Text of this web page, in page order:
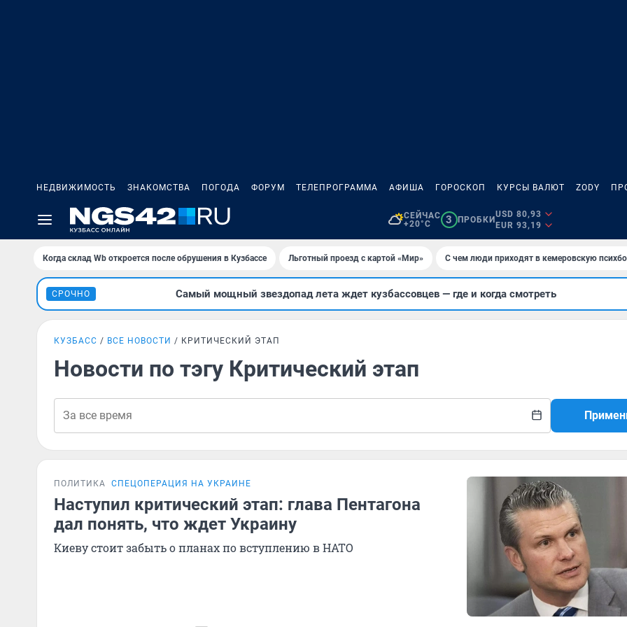
НЕДВИЖИМОСТЬ ЗНАКОМСТВА ПОГОДА ФОРУМ ТЕЛЕПРОГРАММА АФИША ГОРОСКОП КУРСЫ ВАЛЮТ ZODY
СЕЙЧАС
+20°C
3 ПРОБКИ
USD 80,93
EUR 93,19
Когда склад Wb откроется после обрушения в Кузбассе Льготный проезд с картой «Мир» С чем люди приходят в кемеровскую
СРОЧНО Самый мощный звездопад лета ждет кузбассовцев — где и когда смотреть
КУЗБАСС ВСЕ НОВОСТИ КРИТИЧЕСКИЙ ЭТАП
Новости по тэгу Критический этап
ПОЛИТИКА СПЕЦОПЕРАЦИЯ НА УКРАИНЕ
Наступил критический этап: глава Пентагона
дал понять, что ждет Украину
Киеву стоит забыть о планах по вступлению в НАТО